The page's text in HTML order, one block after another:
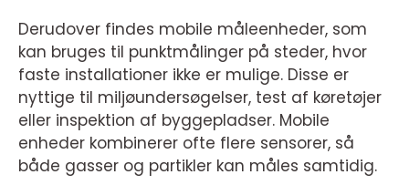
Derudover findes mobile måleenheder, som
kan bruges til punktmålinger på steder, hvor
faste installationer ikke er mulige. Disse er
nyttige til miljøundersøgelser, test af køretøjer
eller inspektion af byggepladser. Mobile
enheder kombinerer ofte flere sensorer, så
både gasser og partikler kan måles samtidig.